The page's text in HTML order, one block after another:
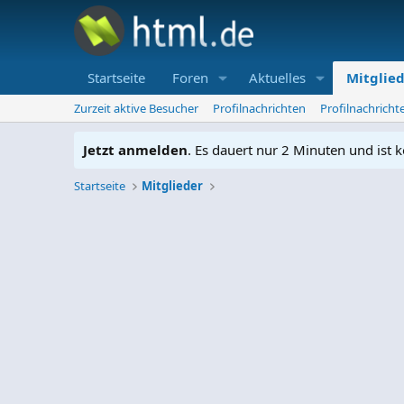
Startseite Foren Aktuelles
Zurzeit aktive Besucher Profilnachrichten
Jetzt anmelden. Es dauert nur 2 Minuten und ist
Startseite Mitglieder